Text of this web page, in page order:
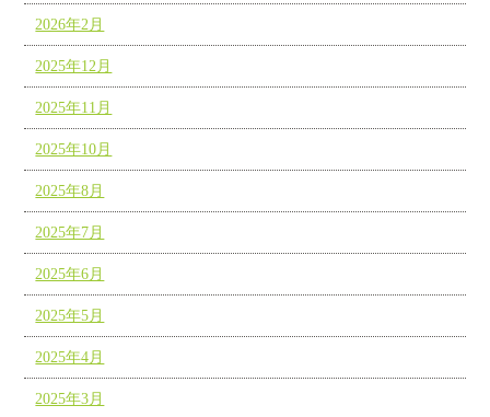
2026年2月
2025年12月
2025年11月
2025年10月
2025年8月
2025年7月
2025年6月
2025年5月
2025年4月
2025年3月